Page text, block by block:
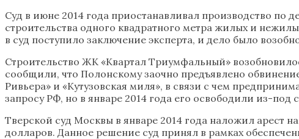
Суд в июне 2014 года приостанавливал производство по
строительства одного квадратного метра жилых и
в суд поступило заключение эксперта, и дело было
Строительство ЖК «Квартал Триумфальный»
сообщили, что Полонскому заочно предъявлено
Ривьера» и «Кутузовская миля», в связи с чем
запросу РФ, но в январе 2014 года его освободили из-под
Тверской суд Москвы в январе 2014 года наложил
долларов. Данное решение суд принял в рамках